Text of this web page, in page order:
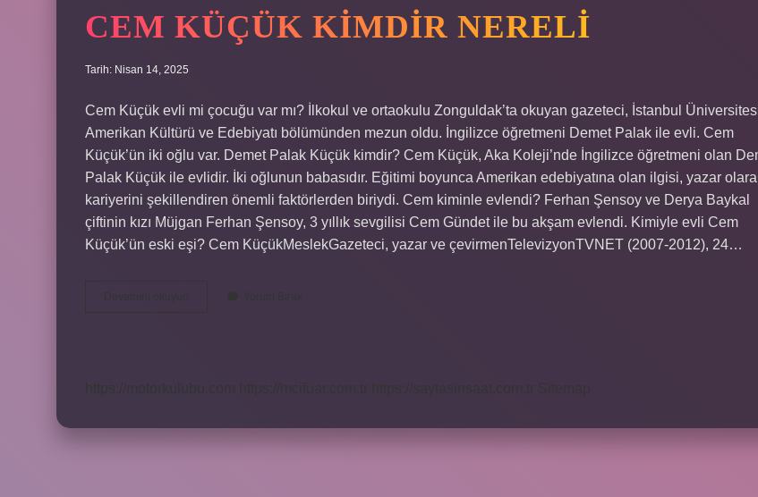
CEM KÜÇÜK KIMDIR NERELI
Tarih: Nisan 14, 2025
Cem Küçük evli mi çocuğu var mı? İlkokul ve ortaokulu Zonguldak’ta okuyan gazeteci, İstanbul
Amerikan Kültürü ve Edebiyatı bölümünden mezun oldu. İngilizce öğretmeni Demet Palak ile evli. Cem
Küçük’ün iki oğlu var. Demet Palak Küçük kimdir? Cem Küçük, Aka Koleji’nde İngilizce öğretmeni olan
Palak Küçük ile evlidir. İki oğlunun babasıdır. Eğitimi boyunca Amerikan edebiyatına olan ilgisi, yazar
kariyerini şekillendiren önemli faktörlerden biriydi. Cem kiminle evlendi? Ferhan Şensoy ve Derya Baykal
çiftinin kızı Müjgan Ferhan Şensoy, 3 yıllık sevgilisi Cem Gündet ile bu akşam evlendi. Kimiyle evli Cem
Küçük’ün eski eşi? Cem KüçükMeslekGazeteci, yazar ve çevirmenTelevizyonTVNET (2007-2012), 24…